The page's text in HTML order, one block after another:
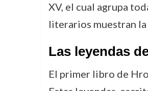
XV, el cual agrupa
literarios muestran
Las leyendas
El primer libro de